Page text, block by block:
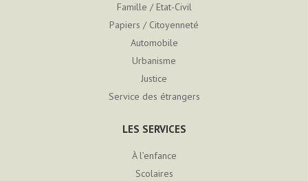
Famille / Etat-Civil
Papiers / Citoyenneté
Automobile
Urbanisme
Justice
Service des étrangers
LES SERVICES
À l’enfance
Scolaires